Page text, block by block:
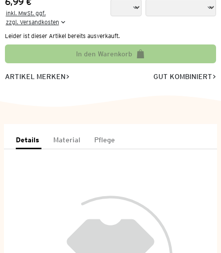
Preis:
inkl. MwSt. ggf.
zzgl. Versandkosten
Leider ist dieser Artikel bereits ausverkauft.
In den Warenkorb
ARTIKEL MERKEN GUT KOMBINIERT
Details Material Pflege